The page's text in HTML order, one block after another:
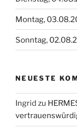
Montag,
Sonntag,
NEUESTE
Ingrid zu